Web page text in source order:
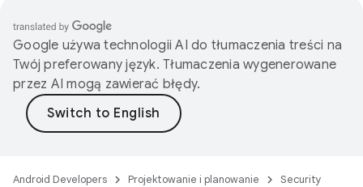
Google używa technologii AI do tłumaczenia treści na
Twój preferowany język. Tłumaczenia wygenerowane
przez AI mogą zawierać błędy.
Android Developers Projektowanie i planowanie
Security